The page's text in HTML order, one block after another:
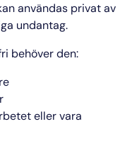
användas privat av
undantag.
behöver den:
eller vara